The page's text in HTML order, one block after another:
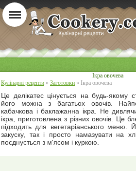
Ікра овочева
Кулінарні рецепти » Заготовки » Ікра овочева
Це делікатес цінується на будь-якому
його можна з багатьох овочів.
кабачкова і баклажанна ікра. Не
ікра, приготовлена з різних овочів. Це
підходить для вегетаріанського
закуску, так і просто намазувати на
поєднується з м'ясом і куркою.